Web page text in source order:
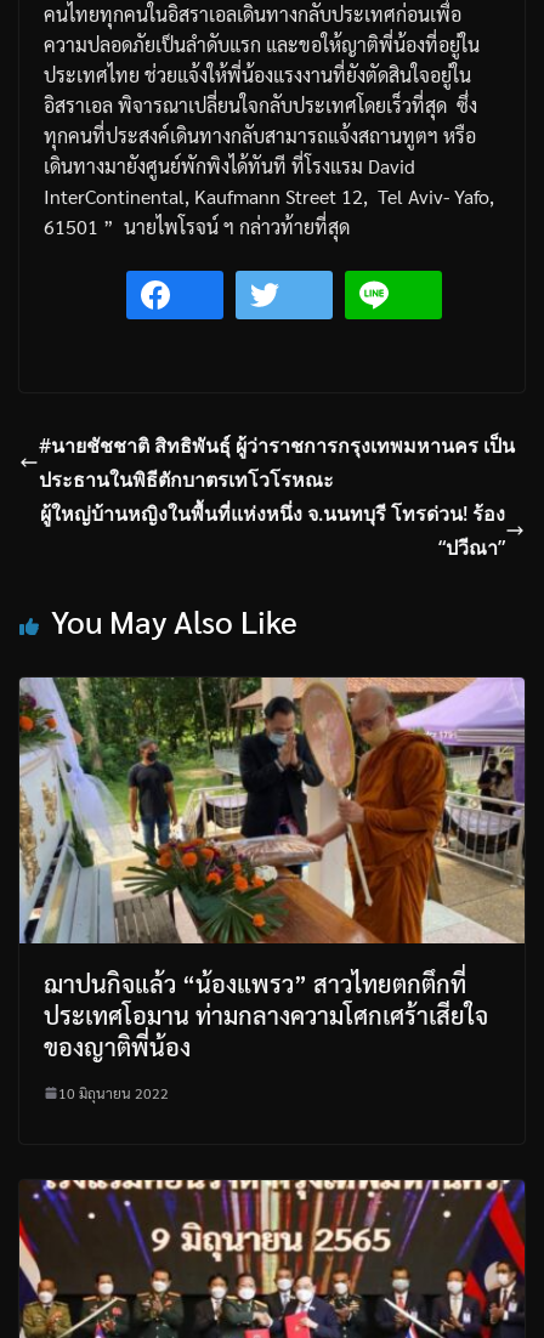
คนไทยทุกคนในอิสราเอลเดินทางกลับประเทศก่อนเพื่อ
ความปลอดภัยเป็นลำดับแรก และขอให้ญาติพี่น้องที่อยู่ใน
ประเทศไทย ช่วยแจ้งให้พี่น้องแรงงานที่ยังตัดสินใจอยู่ใน
อิสราเอล พิจารณาเปลี่ยนใจกลับประเทศโดยเร็วที่สุด ซึ่ง
ทุกคนที่ประสงค์เดินทางกลับสามารถแจ้งสถานทูตฯ หรือ
เดินทางมายังศูนย์พักพิงได้ทันที ที่โรงแรม David
InterContinental, Kaufmann Street 12, Tel Aviv- Yafo,
61501 ” นายไพโรจน์ฯ กล่าวท้ายที่สุด
#นายชัชชาติ สิทธิพันธุ์ ผู้ว่าราชการกรุงเทพมหานคร เป็น
ประธานในพิธีตักบาตรเทโวโรหณะ
ผู้ใหญ่บ้านหญิงในพื้นที่แห่งหนึ่ง จ.นนทบุรี โทรด่วน! ร้อง
“ปวีณา”
You May Also Like
ฌาปนกิจแล้ว “น้องแพรว” สาวไทยตกตึกที่
ประเทศโอมาน ท่ามกลางความโศกเศร้าเสียใจ
ของญาติพี่น้อง
10 มิถุนายน 2022